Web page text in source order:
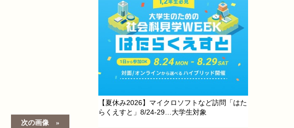
次の画像
【夏休み2026】マイクロソフトなど訪問「はた
らくえすと」8/24-29…大学生対象